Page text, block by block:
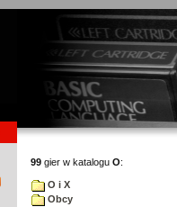
99 gier w katalogu O:
O i X
Obcy